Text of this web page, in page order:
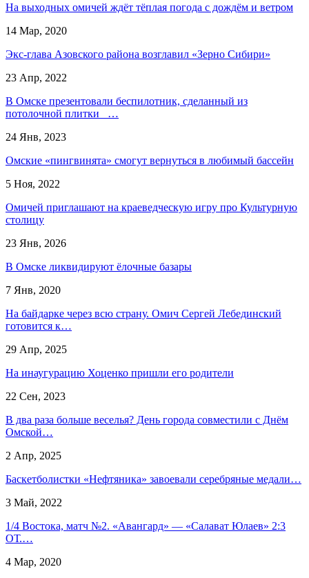
На выходных омичей ждёт тёплая погода с дождём и ветром
14 Мар, 2020
Экс-глава Азовского района возглавил «Зерно Сибири»
23 Апр, 2022
В Омске презентовали беспилотник, сделанный из
потолочной плитки …
24 Янв, 2023
Омские «пингвинята» смогут вернуться в любимый бассейн
5 Ноя, 2022
Омичей приглашают на краеведческую игру про Культурную
столицу
23 Янв, 2026
В Омске ликвидируют ёлочные базары
7 Янв, 2020
На байдарке через всю страну. Омич Сергей Лебединский
готовится к…
29 Апр, 2025
На инаугурацию Хоценко пришли его родители
22 Сен, 2023
В два раза больше веселья? День города совместили с Днём
Омской…
2 Апр, 2025
Баскетболистки «Нефтяника» завоевали серебряные медали…
3 Май, 2022
1/4 Востока, матч №2. «Авангард» — «Салават Юлаев» 2:3
ОТ.…
4 Мар, 2020